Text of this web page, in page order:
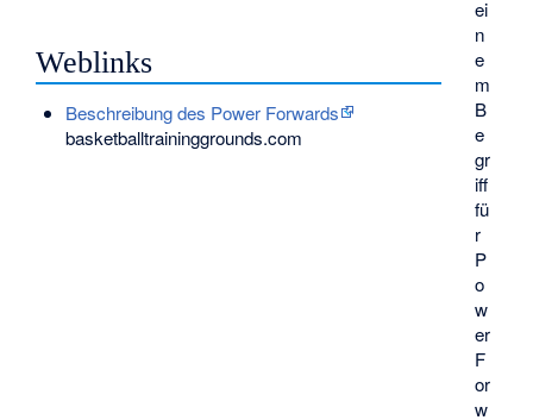
ei
n
e
m
B
e
gr
iff
fü
r
P
o
w
er
F
or
w
Weblinks
Beschreibung des Power Forwards
basketballtraininggrounds.com